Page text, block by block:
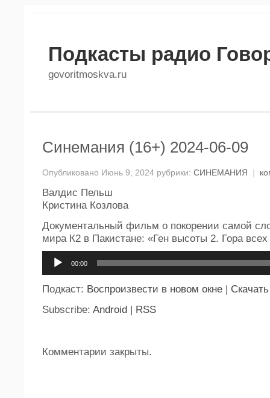
Подкасты радио
govoritmoskva.ru
Синемания (16+) 2024-06-09
Опубликовано Июнь 9, 2024 рубрики: СИНЕМАНИЯ |
Валдис Пельш
Кристина Козлова
Документальный фильм о покорении самой
мира К2 в Пакистане: «Ген высоты 2. Гора всех
00:00
Подкаст: Воспроизвести в новом окне | Скачать
Subscribe: Android | RSS
Комментарии закрыты.